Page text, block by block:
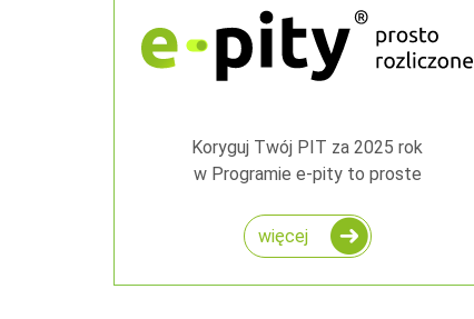
Koryguj Twój PIT za 2025 rok
w Programie e-pity to proste
więcej